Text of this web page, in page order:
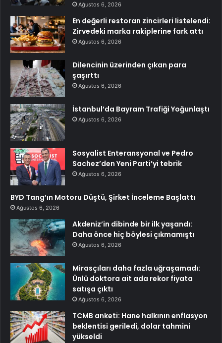
Ağustos 6, 2026
En değerli restoran zincirleri listelendi:
Zirvedeki marka rakiplerine fark attı
Ağustos 6, 2026
Dilencinin üzerinden çıkan para
şaşırttı
Ağustos 6, 2026
İstanbul’da Bayram Trafiği Yoğunlaştı
Ağustos 6, 2026
Sosyalist Enteransyonal ve Pedro
Sachez’den Yeni Parti’yi tebrik
Ağustos 6, 2026
BYD Tang’ın Motoru Düştü, Şirket İnceleme Başlattı
Ağustos 6, 2026
Akdeniz’in dibinde bir ilk yaşandı:
Daha önce hiç böylesi çıkmamıştı
Ağustos 6, 2026
Mirasçıları daha fazla uğraşamadı:
Ünlü doktora ait ada rekor fiyata
satışa çıktı
Ağustos 6, 2026
TCMB anketi: Hane halkının enflasyon
beklentisi geriledi, dolar tahmini
yükseldi